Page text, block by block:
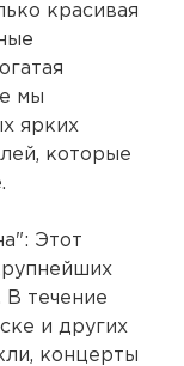
красивая
мы
ярких
которые
Этот
В течение
и других
концерты